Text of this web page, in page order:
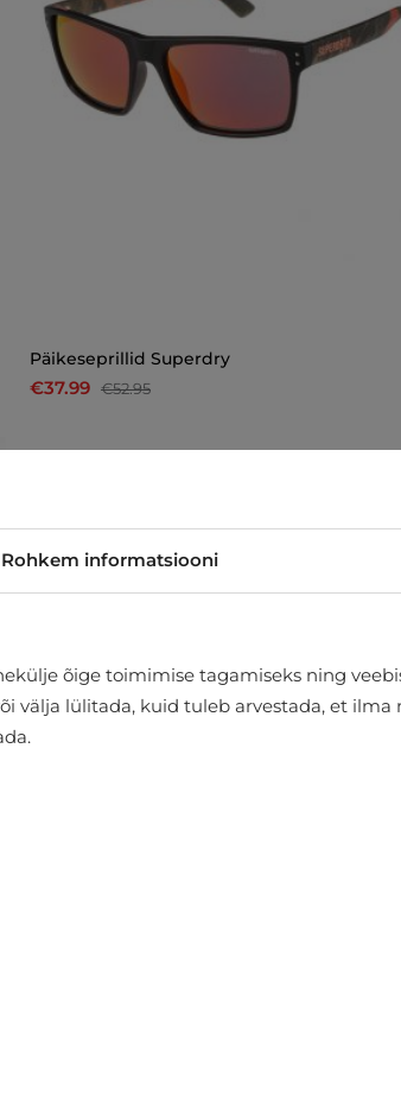
Päikeseprillid Superdry
€37.99 €52.95
Rohkem informatsiooni
õige toimimise tagamiseks ning
välja lülitada, kuid tuleb arvestada, et